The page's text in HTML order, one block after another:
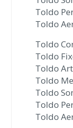
Toldo
Toldo
Toldo
Toldo
Toldo
Toldo
Toldo
Toldo
Toldo